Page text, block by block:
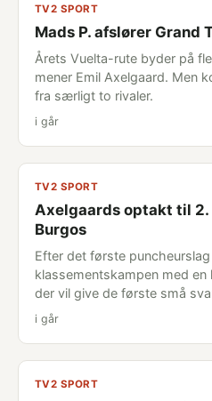
TV2 SPORT
Mads P. afslører Grand
Årets Vuelta-rute byder på
mener Emil Axelgaard. Men
fra særligt to rivaler.
i går
TV2 SPORT
Axelgaards optakt til 2.
Burgos
Efter det første
klassementskampen med
der vil give de første små
i går
TV2 SPORT